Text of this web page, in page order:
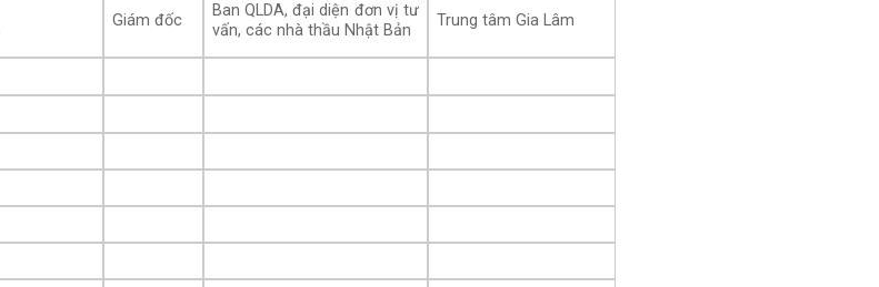
Giám đốc
Ban QLDA, đại diện đơn vị tư
vấn, các nhà thầu Nhật Bản
Trung tâm Gia Lâm